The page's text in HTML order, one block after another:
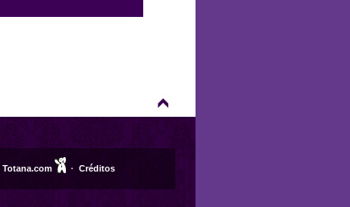
Totana.com · Créditos